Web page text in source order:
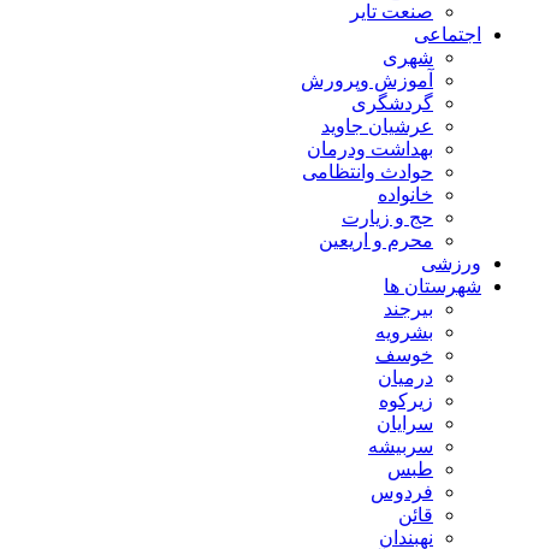
صنعت تایر
اجتماعی
شهری
آموزش وپرورش
گردشگری
عرشیان جاوید
بهداشت ودرمان
حوادث وانتظامی
خانواده
حج و زیارت
محرم و اریعین
ورزشی
شهرستان ها
بیرجند
بشرویه
خوسف
درمیان
زیرکوه
سرایان
سربیشه
طبس
فردوس
قائن
نهبندان